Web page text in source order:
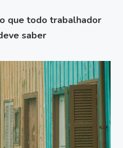
que todo trabalhador
saber